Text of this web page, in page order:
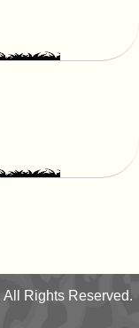
All Rights Reserved.